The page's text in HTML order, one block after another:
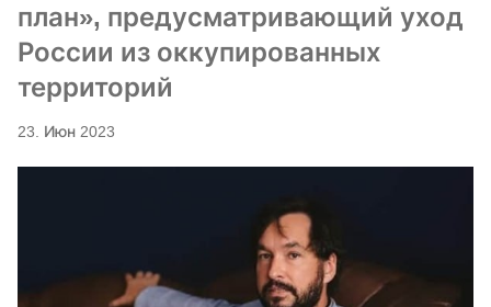
план», предусматривающий уход
России из оккупированных
территорий
23. Июн 2023